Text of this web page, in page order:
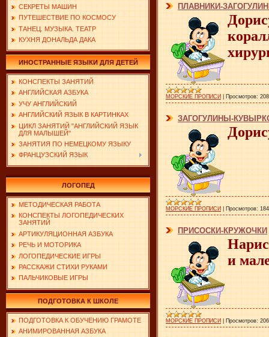
СЕКРЕТЫ МАШИН
ПУТЕШЕСТВИЕ ПО КОСМОСУ
ТАНЕЦ. МУЗЫКА. ТЕАТР
КУХНЯ ДОНАЛЬДА ДАКА
ИНОСТРАННЫЕ ЯЗЫКИ ДЛЯ ДЕТЕЙ
КОНСПЕКТЫ ЗАНЯТИЙ
АНГЛИЙСКАЯ АЗБУКА
УЧУ АНГЛИЙСКИЙ
АНГЛИЙСКИЙ ЯЗЫК В КАРТИНКАХ
ЦИКЛ ЗАНЯТИЙ "АНГЛИЙСКИЙ ЯЗЫК
ДЛЯ МАЛЫШЕЙ"
ЗАНЯТИЯ ПО НЕМЕЦКОМУ ЯЗЫКУ
ФРАНЦУЗСКИЙ ЯЗЫК
ЛОГОПЕД
МЕТОДИЧЕСКАЯ РАБОТА
КОНСПЕКТЫ ЛОГОПЕДИЧЕСКИХ
ЗАНЯТИЙ
АРТИКУЛЯЦИОННАЯ АЗБУКА
РЕЧЬ И МОТОРИКА
ЛОГОПЕДИЧЕСКИЕ ИГРЫ
РАССКАЖИ СТИХИ РУКАМИ
ПАЛЬЧИКОВЫЕ ИГРЫ
ПОДГОТОВКА К ШКОЛЕ
ПОДГОТОВКА К ОБУЧЕНИЮ ГРАМОТЕ
АНИМИРОВАННАЯ АЗБУКА
ПЛАВНИКИ-
МОРСКИЕ ПРОПИСИ Просмотров:
ЗАГОГУЛИНЫ-
МОРСКИЕ ПРОПИСИ Просмотров:
ПРИСОСКИ-КРУЖОЧКИ
и
МОРСКИЕ ПРОПИСИ Просмотров: